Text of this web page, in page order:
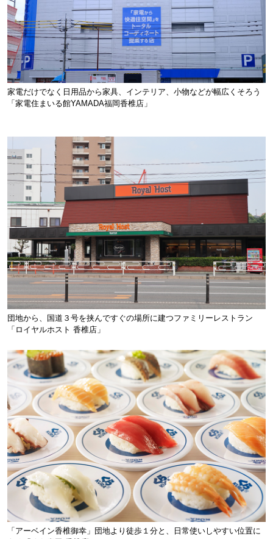
家電だけでなく日用品から家具、インテリア、小物などが幅広くそろう
「家電住まいる館YAMADA福岡香椎店」
団地から、国道３号を挟んですぐの場所に建つファミリーレストラン
「ロイヤルホスト 香椎店」
「アーベイン香椎御幸」団地より徒歩１分と、日常使いしやすい位置に